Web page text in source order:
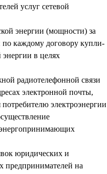
услуг сетевой
энергии (мощности) за
каждому договору купли-
энергии в целях
радиотелефонной связи
электронной почты,
электроэнергии
энергопринимающих
юридических и
предпринимателей на